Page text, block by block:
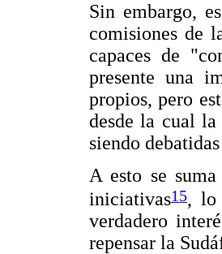
Sin embargo,
comisiones de
capaces de
presente una
propios, pero
desde la cual
siendo
A esto se
iniciativas15, lo
verdadero
repensar la